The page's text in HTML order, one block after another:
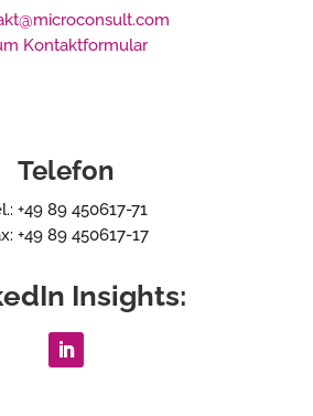
Kontaktformular
Telefon
+49 89 450617-71
+49 89 450617-17
Insights: